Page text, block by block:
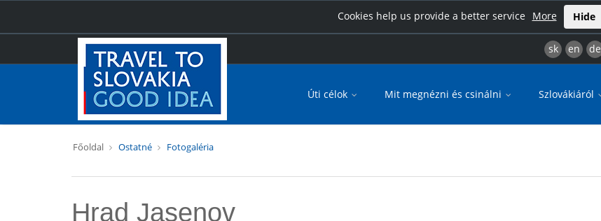
Cookies help us provide a better service More Hide
sk en de
Úti célok Mit megnézni és csinálni Szlovákiáról
Főoldal Ostatné Fotogaléria
Hrad Jasenov